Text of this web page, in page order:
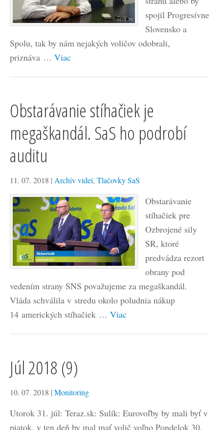
spojil Progresívne
Slovensko a
Spolu, tak by nám nejakých voličov odobrali,
priznáva … Viac
Obstarávanie stíhačiek je
megaškandál. SaS ho podrobí
auditu
11. 07. 2018 | Archív videí, Tlačovky SaS
Obstarávanie
stíhačiek pre
Ozbrojené sily
SR, ktoré
predvádza rezort
obrany pod
vedením strany SNS považujeme za megaškandál.
Vláda schválila v stredu okolo poludnia nákup
14 amerických stíhačiek … Viac
Júl 2018 (9)
10. 07. 2018 | Monitoring
Utorok 31. júl: Teraz.sk: Sulík: Eurovoľby by mali byť v
piatok, v ten deň by mal mať volič voľno Pondelok 30.